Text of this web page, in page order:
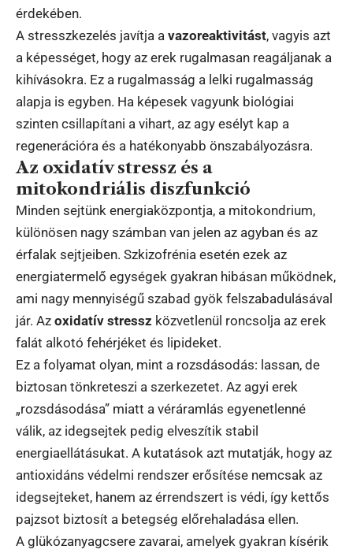
érdekében.
A stresszkezelés javítja a vazoreaktivitást, vagyis azt
a képességet, hogy az erek rugalmasan reagáljanak a
kihívásokra. Ez a rugalmasság a lelki rugalmasság
alapja is egyben. Ha képesek vagyunk biológiai
szinten csillapítani a vihart, az agy esélyt kap a
regenerációra és a hatékonyabb önszabályozásra.
Az oxidatív stressz és a
mitokondriális diszfunkció
Minden sejtünk energiaközpontja, a mitokondrium,
különösen nagy számban van jelen az agyban és az
érfalak sejtjeiben. Szkizofrénia esetén ezek az
energiatermelő egységek gyakran hibásan működnek,
ami nagy mennyiségű szabad gyök felszabadulásával
jár. Az oxidatív stressz közvetlenül roncsolja az erek
falát alkotó fehérjéket és lipideket.
Ez a folyamat olyan, mint a rozsdásodás: lassan, de
biztosan tönkreteszi a szerkezetet. Az agyi erek
„rozsdásodása” miatt a véráramlás egyenetlenné
válik, az idegsejtek pedig elveszítik stabil
energiaellátásukat. A kutatások azt mutatják, hogy az
antioxidáns védelmi rendszer erősítése nemcsak az
idegsejteket, hanem az érrendszert is védi, így kettős
pajzsot biztosít a betegség előrehaladása ellen.
A glükózanyagcsere zavarai, amelyek gyakran kísérik